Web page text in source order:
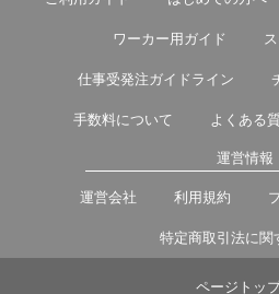
ワーカー用ガイド
仕事受発注ガイドライン
手数料について よくある
運営情報
運営会社 利用規約
特定商取引法に関
ページトッ